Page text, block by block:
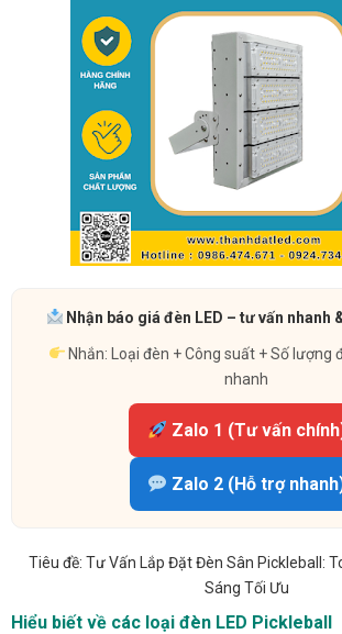
Nhận báo giá đèn LED – tư vấn nhanh
Nhắn: Loại đèn + Công suất + Số lượng
nhanh
Zalo 1 (Tư vấn
Zalo 2 (Hỗ trợ
Tiêu đề: Tư Vấn Lắp Đặt Đèn Sân Pickleball:
Sáng Tối Ưu
Hiểu biết về các loại đèn LED Pickleball